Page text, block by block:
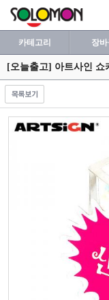
카테고리 장바
[오늘출고] 아트사인 쇼